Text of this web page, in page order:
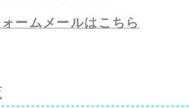
ームメールはこちら